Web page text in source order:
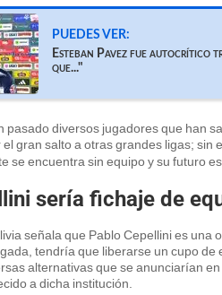
PUEDES VER:
Esteban Pavez fue autocrítico
que..."
pasado diversos jugadores que han
gran salto a otras grandes ligas; sin
se encuentra sin equipo y su futuro
sería fichaje de
señala que Pablo Cepellini es
tendría que liberarse un cupo
alternativas que se anunciarían
a dicha institución.